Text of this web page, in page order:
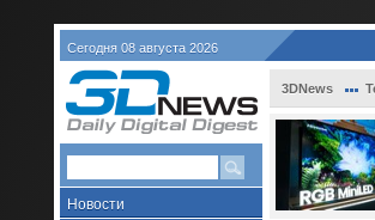
Сегодня 08 августа 2026
Новости
3DNews